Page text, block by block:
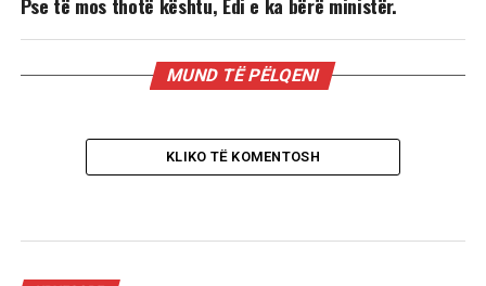
MUND TË PËLQENI
KLIKO TË KOMENTOSH